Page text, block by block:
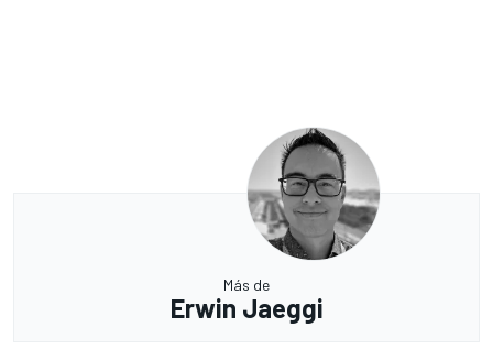
Más de
Erwin Jaeggi